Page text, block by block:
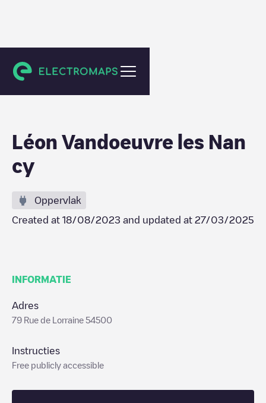
Vandœuvre-lès-Nancy
Léon Vandoeuvre les Nan
cy
Oppervlak
Created at 18/08/2023 and updated at 27/03/2025
INFORMATIE
Adres
79 Rue de Lorraine 54500
Instructies
Free publicly accessible